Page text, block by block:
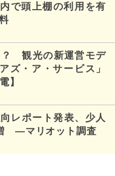
で頭上棚の利用を有
？ 観光の新運営モデ
ズ・ア・サービス」
】
レポート発表、少人
―マリオット調査